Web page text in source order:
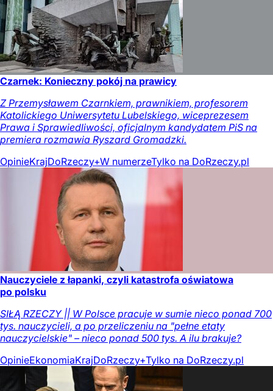
Czarnek: Konieczny pokój na prawicy
Z Przemysławem Czarnkiem, prawnikiem, profesorem
Katolickiego Uniwersytetu Lubelskiego, wiceprezesem
Prawa i Sprawiedliwości, oficjalnym kandydatem PiS na
premiera rozmawia Ryszard Gromadzki.
OpinieKrajDoRzeczy+W numerzeTylko na DoRzeczy.pl
Nauczyciele z łapanki, czyli katastrofa oświatowa
po polsku
SIŁĄ RZECZY || W Polsce pracuje w sumie nieco ponad 700
tys. nauczycieli, a po przeliczeniu na "pełne etaty
nauczycielskie" – nieco ponad 500 tys. A ilu brakuje?
OpinieEkonomiaKrajDoRzeczy+Tylko na DoRzeczy.pl